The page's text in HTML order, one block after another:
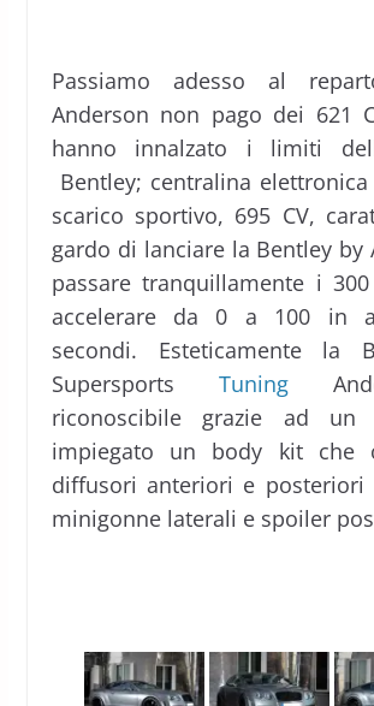
Passiamo adesso al
Anderson non pago dei 621
hanno innalzato i limiti
Bentley; centralina
scarico sportivo, 695 CV,
gardo di lanciare la Bentley by
passare tranquillamente i
accelerare da 0 a 100 in
secondi. Esteticamente la
Supersports Tuning
riconoscibile grazie ad un
impiegato un body kit che
diffusori anteriori e posteriori
minigonne laterali e spoiler